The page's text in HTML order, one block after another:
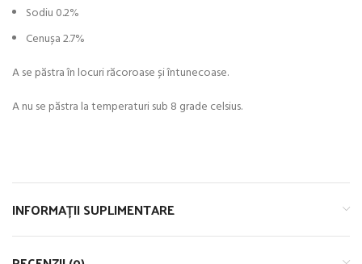
Sodiu 0.2%
Cenușa 2.7%
A se păstra în locuri răcoroase și întunecoase.
A nu se păstra la temperaturi sub 8 grade celsius.
INFORMAȚII SUPLIMENTARE